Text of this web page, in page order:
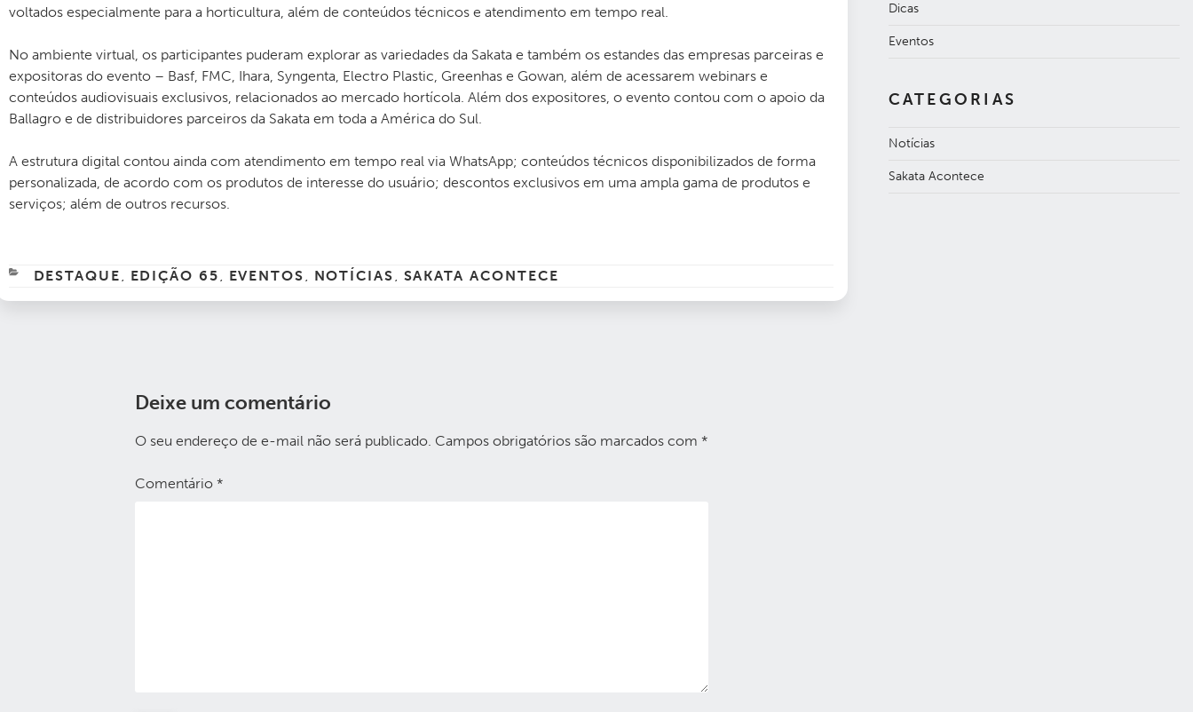
voltados especialmente para a horticultura, além de conteúdos técnicos e atendimento em tempo real.
No ambiente virtual, os participantes puderam explorar as variedades da Sakata e também os estandes das empresas parceiras e
expositoras do evento – Basf, FMC, Ihara, Syngenta, Electro Plastic, Greenhas e Gowan, além de acessarem webinars e
conteúdos audiovisuais exclusivos, relacionados ao mercado hortícola. Além dos expositores, o evento contou com o apoio da
Ballagro e de distribuidores parceiros da Sakata em toda a América do Sul.
A estrutura digital contou ainda com atendimento em tempo real via WhatsApp; conteúdos técnicos disponibilizados de forma
personalizada, de acordo com os produtos de interesse do usuário; descontos exclusivos em uma ampla gama de produtos e
serviços; além de outros recursos.
CATEGORIAS
DESTAQUE , EDIÇÃO 65 , EVENTOS , NOTÍCIAS , SAKATA ACONTECE
Deixe um comentário
O seu endereço de e-mail não será publicado. Campos obrigatórios são marcados com *
Comentário *
Dicas
Eventos
CATEGORIAS
Notícias
Sakata Acontece